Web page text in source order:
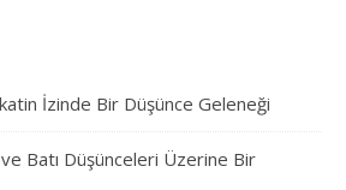
İzinde Bir Düşünce Geleneği
Batı Düşünceleri Üzerine Bir